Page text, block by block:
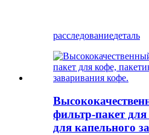
расследованиедеталь
фильтр-пакет
для капельного